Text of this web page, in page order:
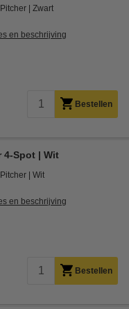
Pitcher Zwart
en beschrijving
Bestellen
4-Spot | Wit
Pitcher Wit
en beschrijving
Bestellen